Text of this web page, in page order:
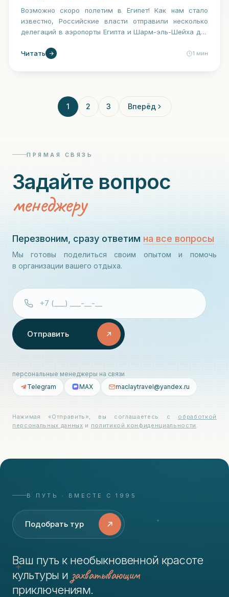
Возможно скоро полетим в Египет! Как нам стало
известно, Российские власти отправили несколько
делегаций в аэропорты Египта и Шарм-эль-Шейха для
Читать
1 мин
1 2 3 Вперёд
ПРЯМАЯ СВЯЗЬ
Задайте вопрос
менеджеру
Перезвоним, сразу ответим на все вопросы
Мы готовы поделиться своим опытом и помочь
в организации вашего отдыха.
Отправить
персональные менеджеры на связи
Telegram
MAX maclaytravel@yandex.ru
Нажимая «Отправить», вы соглашаетесь с
обработкой
персональных данных и политикой конфиденциальности
В ПУТЬ · ВМЕСТЕ С 1995
Подобрать тур
Ваш путь к необыкновенной красоте
культуры и захватывающим
приключениям.